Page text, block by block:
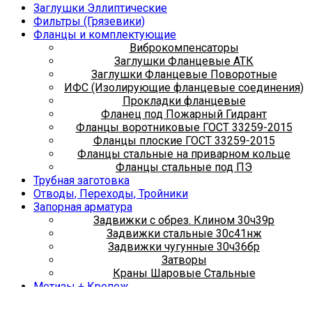
Заглушки Эллиптические
Фильтры (Грязевики)
Фланцы и комплектующие
Виброкомпенсаторы
Заглушки Фланцевые АТК
Заглушки Фланцевые Поворотные
ИФС (Изолирующие фланцевые соединения)
Прокладки фланцевые
Фланец под Пожарный Гидрант
Фланцы воротниковые ГОСТ 33259-2015
Фланцы плоские ГОСТ 33259-2015
Фланцы стальные на приварном кольце
Фланцы стальные под ПЭ
Трубная заготовка
Отводы, Переходы, Тройники
Запорная арматура
Задвижки с обрез. Клином 30ч39р
Задвижки стальные 30с41нж
Задвижки чугунные 30ч36бр
Затворы
Краны Шаровые Стальные
Метизы + Крепеж